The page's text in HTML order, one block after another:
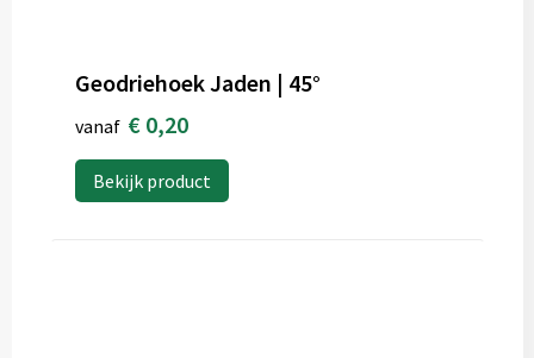
Geodriehoek Jaden | 45°
vanaf € 0,20
Bekijk product